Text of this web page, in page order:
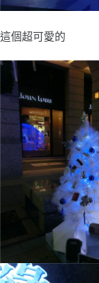
這個超可愛的